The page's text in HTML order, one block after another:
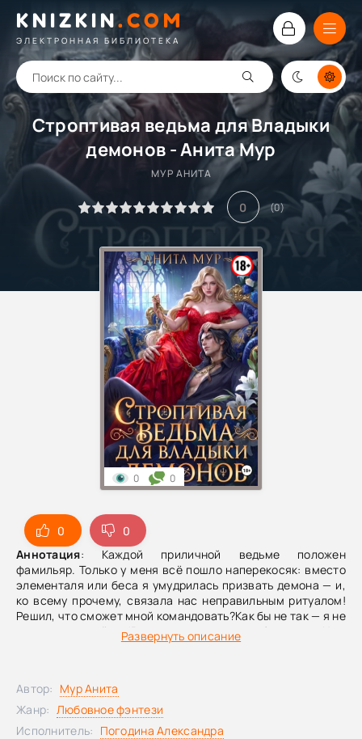
KNIZKIN. COM
ЭЛЕКТРОННАЯ БИБЛИОТЕКА
Строптивая ведьма для Владыки
демонов - Анита Мур
МУР АНИТА
0 (0)
0
0
Аннотация: Каждой приличной ведьме положен
фамильяр. Только у меня всё пошло наперекосяк: вместо
элементаля или беса я умудрилась призвать демона — и,
ко всему прочему, связала нас неправильным ритуалом!
Решил, что сможет мной командовать?Как бы не так — я не
из тех, кто сдаётся!Вернее, демона — как бы не так. Нет,
двух не надо: с одним-то уже забот полон рот!
Развернуть описание
0 0
Автор: Мур Анита
Жанр: Любовное фэнтези
Исполнитель: Погодина Александра